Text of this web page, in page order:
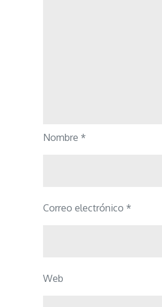
Nombre *
Correo electrónico *
Web